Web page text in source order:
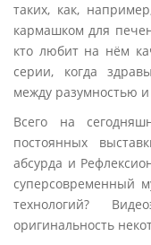
таких, как,
кармашком для
кто любит на нём
серии, когда
между разумностью
Всего на
постоянных
абсурда и
суперсовременный
технологий?
оригинальность